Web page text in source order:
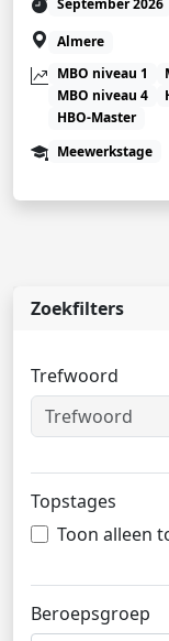
Zoekfilters
Trefwoord
Topstages
Toon alleen
Beroepsgroep
September 2026
Almere
MBO niveau 1
MBO niveau 4
HBO-Master
Meewerkstage